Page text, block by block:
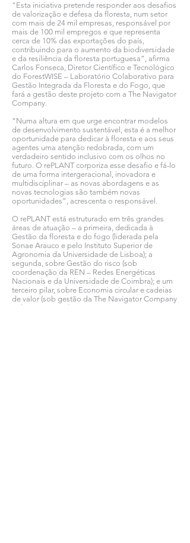
“Esta iniciativa pretende responder aos desafios
de valorização e defesa da floresta, num setor
com mais de 24 mil empresas, responsável por
mais de 100 mil empregos e que representa
cerca de 10% das exportações do país,
contribuindo para o aumento da biodiversidade
e da resiliência da floresta portuguesa”, afirma
Carlos Fonseca, Diretor Científico e Tecnológico
do ForestWISE – Laboratório Colaborativo para
Gestão Integrada da Floresta e do Fogo, que
fará a gestão deste projeto com a The Navigator
Company.
“Numa altura em que urge encontrar modelos
de desenvolvimento sustentável, esta é a melhor
oportunidade para dedicar à floresta e aos seus
agentes uma atenção redobrada, com um
verdadeiro sentido inclusivo com os olhos no
futuro. O rePLANT corporiza esse desafio e fá-lo
de uma forma intergeracional, inovadora e
multidisciplinar – as novas abordagens e as
novas tecnologias são também novas
oportunidades”, acrescenta o responsável.
O rePLANT está estruturado em três grandes
áreas de atuação – a primeira, dedicada à
Gestão da floresta e do fogo (liderada pela
Sonae Arauco e pelo Instituto Superior de
Agronomia da Universidade de Lisboa); a
segunda, sobre Gestão do risco (sob
coordenação da REN – Redes Energéticas
Nacionais e da Universidade de Coimbra); e um
terceiro pilar, sobre Economia circular e cadeias
de valor (sob gestão da The Navigator Company
e do ForestWISE).